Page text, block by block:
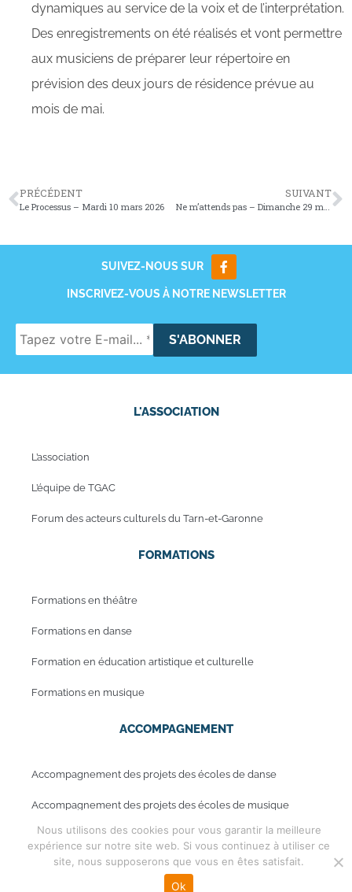
dynamiques au service de la voix et de l’interprétation.
Des enregistrements on été réalisés et vont permettre
aux musiciens de préparer leur répertoire en
prévision des deux jours de résidence prévue au
mois de mai.
PRÉCÉDENT
Le Processus – Mardi 10 mars 2026
SUIVANT
Ne m’attends pas – Dimanche 29 mars 2026
SUIVEZ-NOUS SUR
INSCRIVEZ-VOUS À NOTRE NEWSLETTER
L'ASSOCIATION
L’association
L’équipe de TGAC
Forum des acteurs culturels du Tarn-et-Garonne
FORMATIONS
Formations en théâtre
Formations en danse
Formation en éducation artistique et culturelle
Formations en musique
ACCOMPAGNEMENT
Accompagnement des projets des écoles de danse
Accompagnement des projets des écoles de musique
Mentions légales
Copyright © 2019 - Periwinkle
Nous utilisons des cookies pour vous garantir la meilleure
expérience sur notre site web. Si vous continuez à utiliser ce
site, nous supposerons que vous en êtes satisfait.
Ok